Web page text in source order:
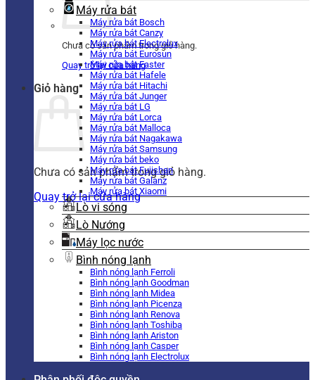
Chưa có sản phẩm trong giỏ hàng.
Quay trở lại cửa hàng
Giỏ hàng
Chưa có sản phẩm trong giỏ hàng.
Quay trở lại cửa hàng
Máy rửa bát
Máy rửa bát Bosch
Máy rửa bát Canzy
Máy rửa bát Electrolux
Máy rửa bát Eurosun
Máy rửa bát Faster
Máy rửa bát Hafele
Máy rửa bát Hitachi
Máy rửa bát Junger
Máy rửa bát LG
Máy rửa bát Lorca
Máy rửa bát Malloca
Máy rửa bát Nagakawa
Máy rửa bát Samsung
Máy rửa bát beko
Máy rửa bát Fujishan
Máy rửa bát Galanz
Máy rửa bát Xiaomi
Lò vi sóng
Lò Nướng
Máy lọc nước
Bình nóng lạnh
Bình nóng lạnh Ferroli
Bình nóng lạnh Goodman
Bình nóng lạnh Midea
Bình nóng lạnh Picenza
Bình nóng lạnh Renova
Bình nóng lạnh Toshiba
Bình nóng lạnh Ariston
Bình nóng lạnh Casper
Bình nóng lạnh Electrolux